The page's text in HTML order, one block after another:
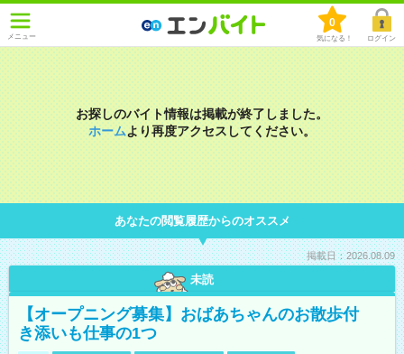
メニュー
0
気になる！ ログイン
お探しのバイト情報は掲載が終了しました。
ホームより再度アクセスしてください。
あなたの閲覧履歴からのオススメ
掲載日：2026.08.09
未読
【オープニング募集】おばあちゃんのお散歩付
き添いも仕事の1つ